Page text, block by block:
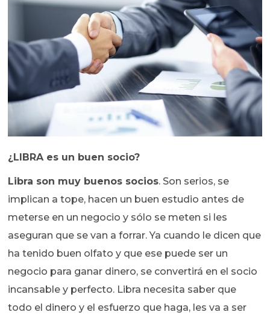
¿LIBRA es un buen socio?
Libra son muy buenos socios. Son serios, se
implican a tope, hacen un buen estudio antes de
meterse en un negocio y sólo se meten si les
aseguran que se van a forrar. Ya cuando le dicen que
ha tenido buen olfato y que ese puede ser un
negocio para ganar dinero, se convertirá en el socio
incansable y perfecto. Libra necesita saber que
todo el dinero y el esfuerzo que haga, les va a ser